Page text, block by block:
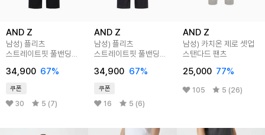
AND Z
남성) 플리츠
스트레이트핏 풀밴딩
34,900 67%
쿠폰
30 5 (7)
AND Z
남성) 플리츠
스트레이트핏 풀밴딩
34,900 67%
쿠폰
16 5 (6)
AND Z
남성) 카치온 제로 셋업
스탠다드 팬츠
25,000 77%
105 5 (26)